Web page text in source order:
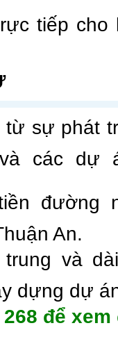
tiếp cho
sự phát
và các dự
đường
An.
và
dựng dự
để